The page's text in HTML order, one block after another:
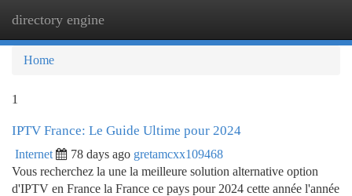
directory engine
Home
1
IPTV France: Le Guide Ultime pour 2024
Internet 78 days ago gretamcxx109468
Vous recherchez la une la meilleure solution alternative option
d'IPTV en France la France ce pays pour 2024 cette année l'année